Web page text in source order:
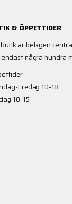
& ÖPPETTIDER
är belägen
endast några hundra
Fredag 10-18
10-15